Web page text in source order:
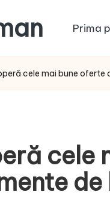
Prima
cele mai bune oferte
cele
de